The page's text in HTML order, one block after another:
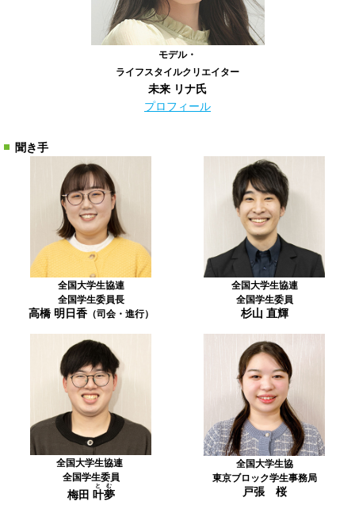
モデル・
ライフスタイルクリエイター
未来 リナ氏
プロフィール
聞き手
全国大学生協連
全国学生委員長
高橋 明日香（司会・進行）
全国大学生協連
全国学生委員
杉山 直輝
全国大学生協連
全国学生委員
梅田 叶夢
とむ
全国大学生協
東京ブロック学生事務局
戸張 桜